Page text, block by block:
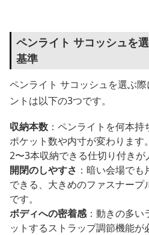
ペンライト サコッシュを
基準
ペンライト サコッシュを選ぶ
ントは以下の3つです。
収納本数 ：ペンライトを何本
ポケット数や内寸が変わります。
2〜3本収納できる仕切り付きが
開閉のしやすさ ：暗い会場で
できる、大きめのファスナー
です。
ボディへの密着感：動きの多い
ットするストラップ調節機能が